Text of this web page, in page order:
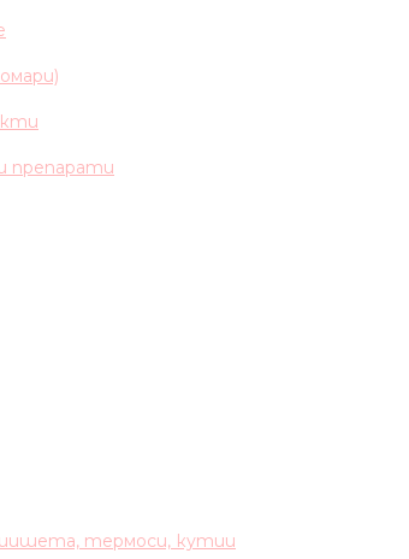
препарати
термоси, кутии